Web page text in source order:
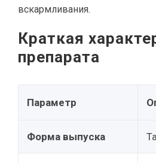
вскармливания.
Краткая
препарата
Параметр
Форма выпуска